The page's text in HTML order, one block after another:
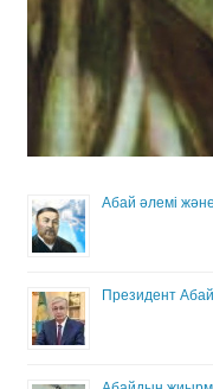
Абай әлемі
Президент